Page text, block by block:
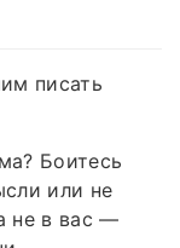
писать
Боитесь
или не
не в вас —